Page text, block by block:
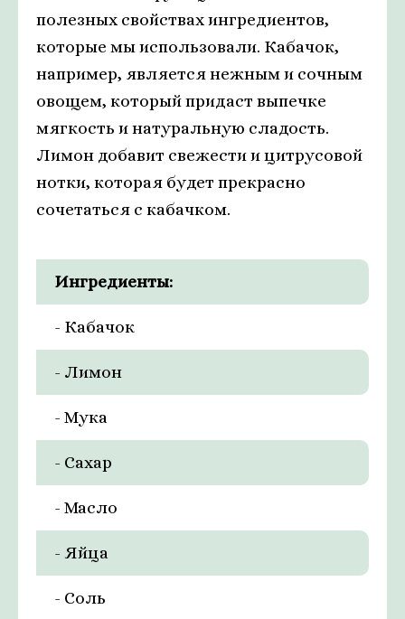
полезных свойствах ингредиентов,
которые мы использовали. Кабачок,
например, является нежным и сочным
овощем, который придаст выпечке
мягкость и натуральную сладость.
Лимон добавит свежести и цитрусовой
нотки, которая будет прекрасно
сочетаться с кабачком.
Ингредиенты:
- Кабачок
- Лимон
- Мука
- Сахар
- Масло
- Яйца
- Соль